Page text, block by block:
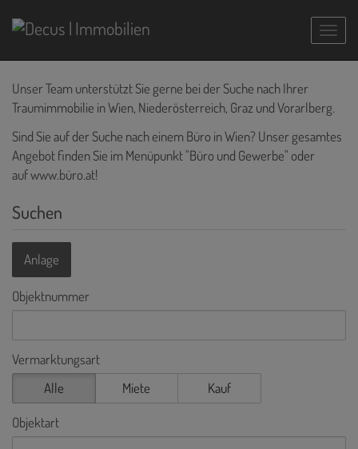
Unser Team unterstützt Sie gerne bei der Suche nach Ihrer
Traumimmobilie in Wien, Niederösterreich, Graz und Vorarlberg.
Sind Sie auf der Suche nach einem Büro in Wien? Unser gesamtes
Angebot finden Sie im Menüpunkt "Büro und Gewerbe" oder
aufwww.büro.at!
Suchen
Anlage
Objektnummer
Vermarktungsart
Alle
Miete Kauf
Objektart